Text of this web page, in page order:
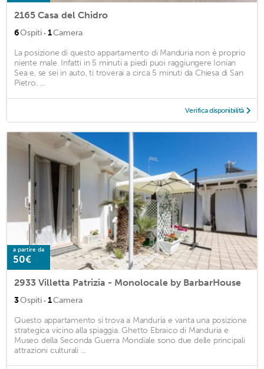
2165 Casa del Chidro
6Ospiti · 1Camera
La posizione di questo appartamento di Manduria non è proprio
niente male. Infatti in 5 minuti a piedi puoi raggiungere Ionian
Sea e, se sei in auto, ti troverai a circa 5 minuti da Chiesa di San
Pietro. ...
Verifica disponibilità
a partire da
50€
2933 Villetta Patrizia - Monolocale by BarbarHouse
3Ospiti · 1Camera
Questo appartamento si trova a Manduria e vanta una posizione
strategica vicino alla spiaggia. Ghetto Ebraico di Manduria e
Museo della Seconda Guerra Mondiale sono due delle principali
attrazioni culturali ...